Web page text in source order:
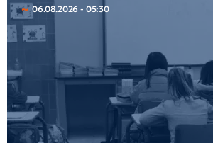
06.08.2026 - 05:30